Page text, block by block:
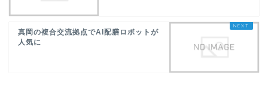
真岡の複合交流拠点でAI配膳ロボットが
人気に